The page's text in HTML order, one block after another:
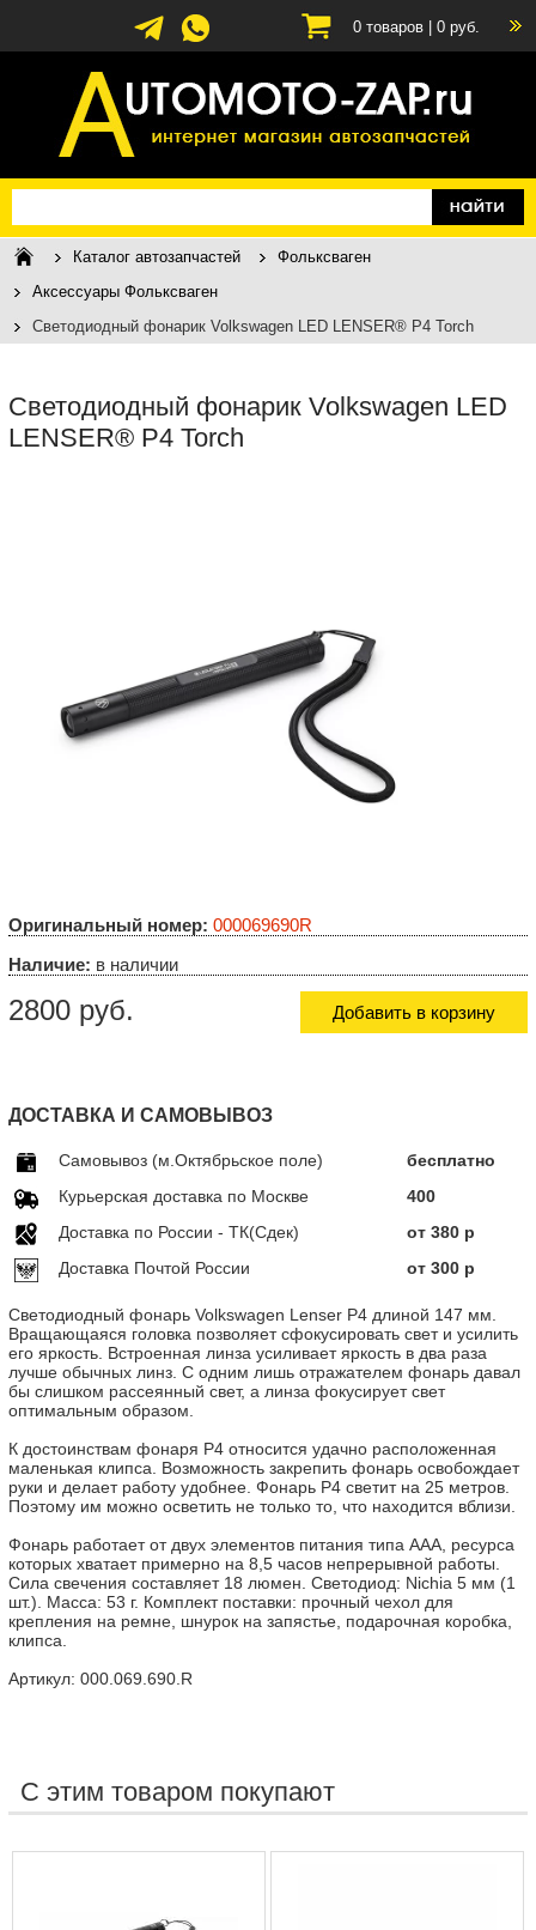
0 товаров | 0 руб.
Каталог автозапчастей
Фольксваген
Аксессуары Фольксваген
Cветодиодный фонарик Volkswagen LED LENSER® P4 Torch
Cветодиодный фонарик Volkswagen LED
LENSER® P4 Torch
Оригинальный номер: 000069690R
Наличие: в наличии
2800 руб. Добавить в корзину
ДОСТАВКА И САМОВЫВОЗ
Самовывоз (м.Октябрьское поле)
бесплатно
Курьерская доставка по Москве
400
Доставка по Росcии - ТК(Сдек)
от 380 р
Доставка Почтой России
от 300 р
Светодиодный фонарь Volkswagen Lenser P4 длиной 147 мм.
Вращающаяся головка позволяет сфокусировать свет и усилить
его яркость. Встроенная линза усиливает яркость в два раза
лучше обычных линз. С одним лишь отражателем фонарь давал
бы слишком рассеянный свет, а линза фокусирует свет
оптимальным образом.
К достоинствам фонаря P4 относится удачно расположенная
маленькая клипса. Возможность закрепить фонарь освобождает
руки и делает работу удобнее. Фонарь P4 светит на 25 метров.
Поэтому им можно осветить не только то, что находится вблизи.
Фонарь работает от двух элементов питания типа AAA, ресурса
которых хватает примерно на 8,5 часов непрерывной работы.
Сила свечения составляет 18 люмен. Светодиод: Nichia 5 мм (1
шт.). Масса: 53 г. Комплект поставки: прочный чехол для
крепления на ремне, шнурок на запястье, подарочная коробка,
клипса.
Артикул: 000.069.690.R
С этим товаром покупают